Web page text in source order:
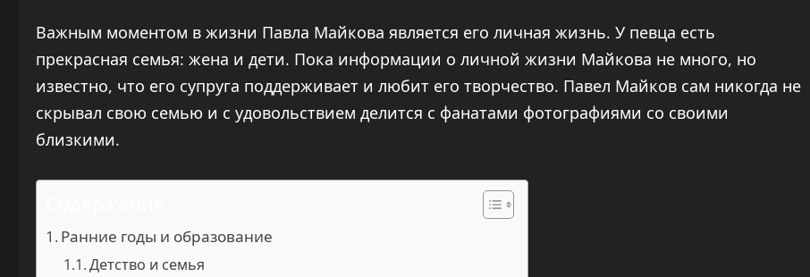
Важным моментом в жизни Павла Майкова является его личная жизнь. У певца есть
прекрасная семья: жена и дети. Пока информации о личной жизни Майкова не много, но
известно, что его супруга поддерживает и любит его творчество. Павел Майков сам никогда не
скрывал свою семью и с удовольствием делится с фанатами фотографиями со своими
близкими.
Ранние годы и образование
Детство и семья